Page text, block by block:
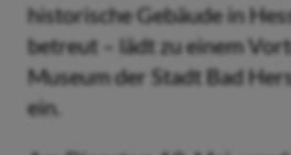
historische Gebäude in
betreut – lädt zu einem
Museum der Stadt Bad
ein.